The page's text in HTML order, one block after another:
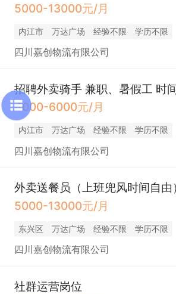
5000-13000元/月
内江市 万达广场 经验不限 学历不限
四川嘉创物流有限公司
招聘外卖骑手 兼职、暑假工 时
4000-6000元/月
内江市 万达广场 经验不限 学历不限
四川嘉创物流有限公司
外卖送餐员（上班兜风时间自由）
5000-13000元/月
东兴区 万达广场 经验不限 学历不限
四川嘉创物流有限公司
社群运营岗位